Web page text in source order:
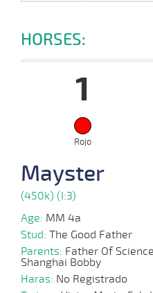
HORSES:
1
Rojo
Mayster
(450k) (I:3)
Age: MM 4a
Stud: The Good Father
Parents: Father Of
Shanghai Bobby
Haras: No Registrado